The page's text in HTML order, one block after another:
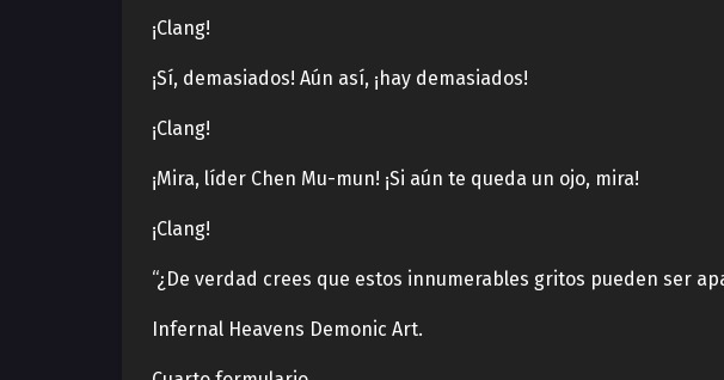
¡Clang!
¡Sí, demasiados! Aún así, ¡hay demasiados!
¡Clang!
¡Mira, líder Chen Mu-mun! ¡Si aún te queda un ojo, mira!
¡Clang!
“¿De verdad crees que estos innumerables gritos pueden ser
Infernal Heavens Demonic Art.